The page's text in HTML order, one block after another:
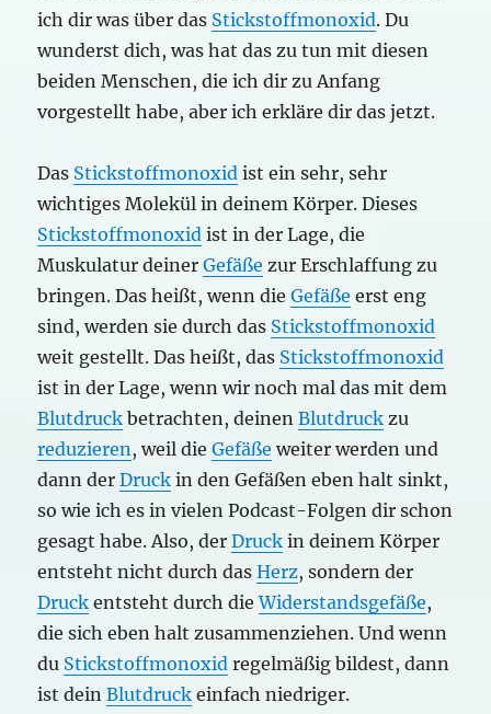
ich dir was über das Stickstoffmonoxid. Du
wunderst dich, was hat das zu tun mit diesen
beiden Menschen, die ich dir zu Anfang
vorgestellt habe, aber ich erkläre dir das jetzt.
Das Stickstoffmonoxid ist ein sehr, sehr
wichtiges Molekül in deinem Körper. Dieses
Stickstoffmonoxid ist in der Lage, die
Muskulatur deinerGefäße zur Erschlaffung zu
bringen. Das heißt, wenn dieGefäße erst eng
sind, werden sie durch das Stickstoffmonoxid
weit gestellt. Das heißt, das Stickstoffmonoxid
ist in der Lage, wenn wir noch mal das mit dem
Blutdruck betrachten, deinenBlutdruck zu
reduzieren, weil dieGefäße weiter werden und
dann derDruck in den Gefäßen eben halt sinkt,
so wie ich es in vielen Podcast-Folgen dir schon
gesagt habe. Also, derDruck in deinem Körper
entsteht nicht durch dasHerz, sondern der
Druck entsteht durch dieWiderstandsgefäße,
die sich eben halt zusammenziehen. Und wenn
du Stickstoffmonoxid regelmäßig bildest, dann
ist deinBlutdruck einfach niedriger.